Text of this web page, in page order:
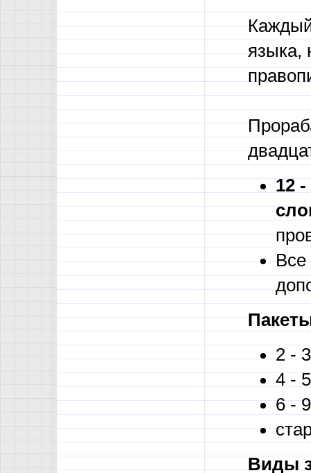
Каждый
языка,
12
Все
2 -
4 -
6 -
Виды